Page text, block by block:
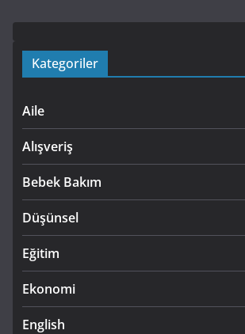
Kategoriler
Aile
Alışveriş
Bebek Bakım
Düşünsel
Eğitim
Ekonomi
English